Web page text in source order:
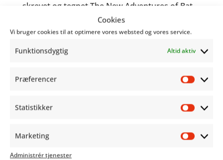
Cookies
Vi bruger cookies til at optimere vores websted og vores service.
Funktionsdygtig Altid aktiv
Præferencer
Statistikker
Marketing
Administrér tjenester
skrevet og tegnetThe New Adventures of Bat
. Hun er også forfatter til den
sexpositive serie,Boo! It’s sex, der er udgivet
på Webtoons. Serien handler om fire high
studenterhus hvor de opdager spøgelset af en
flaske tequila. Spøgelset Tara sætter sig i
som en erfaren mentor for deres overgang fra
piger til damer.